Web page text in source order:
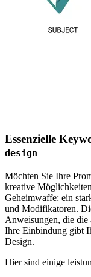
Essenzielle
design
Möchten Sie Ihre
kreative
Geheimwaffe: ein
und Modifikatoren.
Anweisungen, die die
Ihre Einbindung gibt
Design.
Hier sind einige